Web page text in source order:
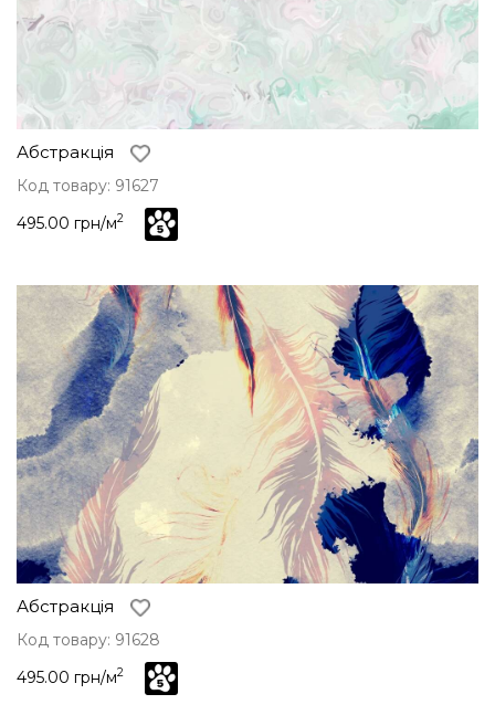
Абстракція
Код товару: 91627
495.00 грн/м2
Абстракція
Код товару: 91628
495.00 грн/м2